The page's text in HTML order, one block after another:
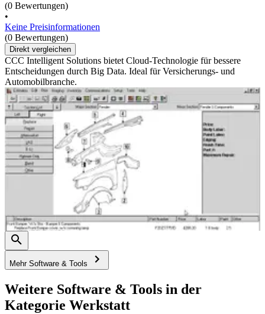
(0 Bewertungen)
•
Keine Preisinformationen
(0 Bewertungen)
Direkt vergleichen
CCC Intelligent Solutions bietet Cloud-Technologie für bessere
Entscheidungen durch Big Data. Ideal für Versicherungs- und
Automobilbranche.
Mehr Software & Tools
Weitere Software & Tools in der
Kategorie Werkstatt